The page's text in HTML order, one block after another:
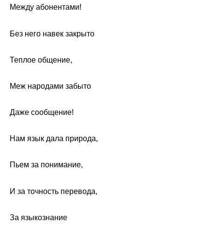
Между абонентами!
Без него навек закрыто
Теплое общение,
Меж народами забыто
Даже сообщение!
Нам язык дала природа,
Пьем за понимание,
И за точность перевода,
За языкознание